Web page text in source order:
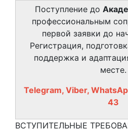
Поступление до
профессиональным
первой заявки до
Регистрация,
поддержка и
месте.
Telegram, Viber,
43
ВСТУПИТЕЛЬНЫЕ